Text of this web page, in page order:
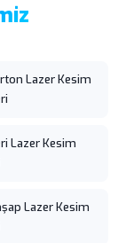
Lazer Kesim
Lazer Kesim
Lazer Kesim